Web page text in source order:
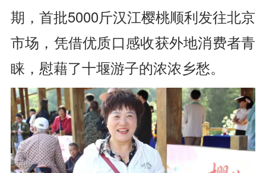
期，首批5000斤汉江樱桃顺利发往北京
市场，凭借优质口感收获外地消费者青
睐，慰藉了十堰游子的浓浓乡愁。